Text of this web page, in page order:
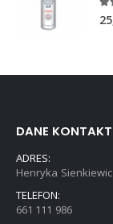
DANE
ADRES:
Henryka
TELEFON:
661 111 986